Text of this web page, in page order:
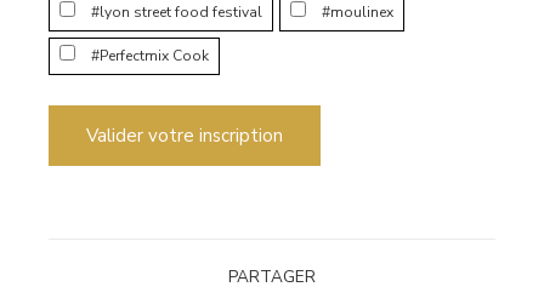
#lyon street food festival #moulinex
#Perfectmix Cook
Valider votre inscription
PARTAGER